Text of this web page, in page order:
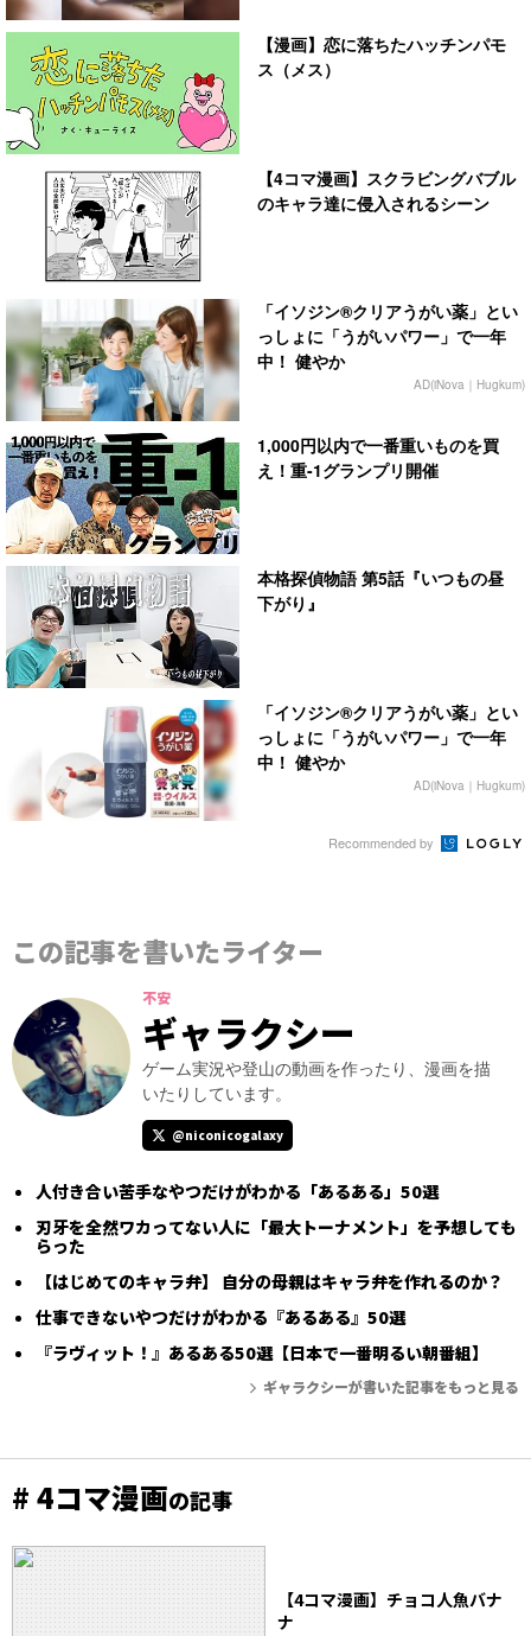
【漫画】恋に落ちたハッチンパモ
ス（メス）
【4コマ漫画】スクラビングバブル
のキャラ達に侵入されるシーン
「イソジン®クリアうがい薬」とい
っしょに「うがいパワー」で一年
中！ 健やか
AD(iNova｜Hugkum)
1,000円以内で一番重いものを買
え！重-1グランプリ開催
本格探偵物語 第5話『いつもの昼
下がり』
「イソジン®クリアうがい薬」とい
っしょに「うがいパワー」で一年
中！ 健やか
AD(iNova｜Hugkum)
Recommended by
この記事を書いたライター
不安
ギャラクシー
ゲーム実況や登山の動画を作ったり、漫画を描
いたりしています。
@niconicogalaxy
人付き合い苦手なやつだけがわかる「あるある」50選
刃牙を全然ワカってない人に「最大トーナメント」を予想しても
らった
【はじめてのキャラ弁】 自分の母親はキャラ弁を作れるのか？
仕事できないやつだけがわかる『あるある』50選
『ラヴィット！』あるある50選【日本で一番明るい朝番組】
ギャラクシーが書いた記事をもっと見る
# 4コマ漫画の記事
【4コマ漫画】チョコ人魚バナ
ナ